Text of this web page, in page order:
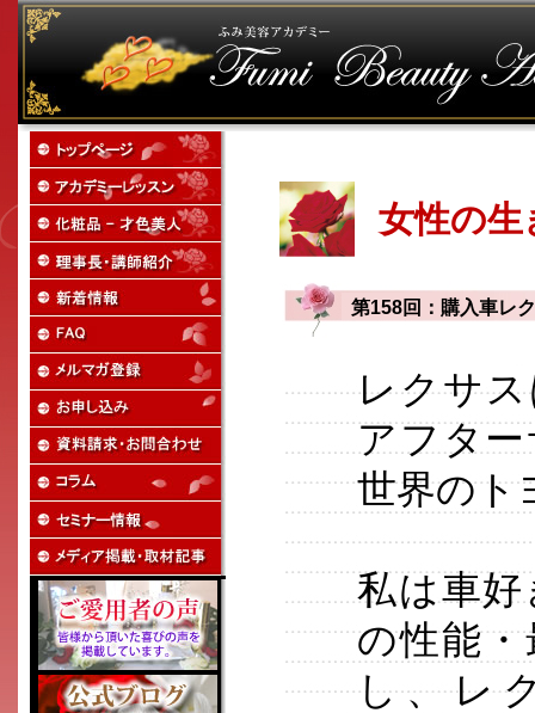
女性の
第158回：購入車レ
レクサ
アフタ
世界のト
私は車
の性能
し、レ